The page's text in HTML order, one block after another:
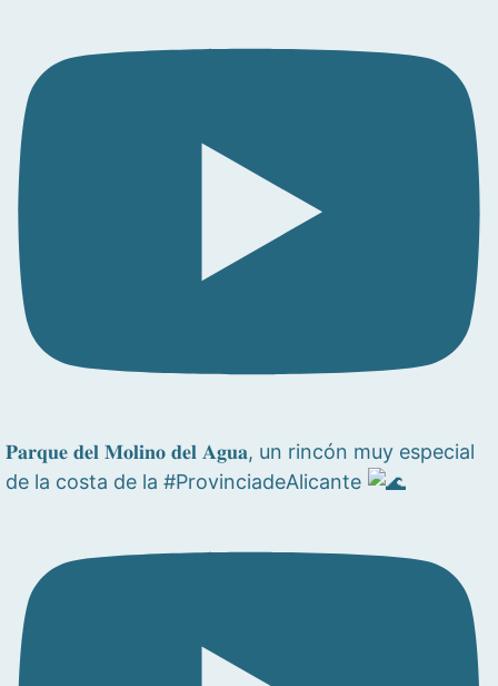
𝐏𝐚𝐫𝐪𝐮𝐞 𝐝𝐞𝐥 𝐌𝐨𝐥𝐢𝐧𝐨 𝐝𝐞𝐥 𝐀𝐠𝐮𝐚, un rincón muy especial
de la costa de la #ProvinciadeAlicante